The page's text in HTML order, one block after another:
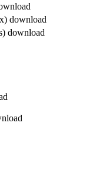
download
download